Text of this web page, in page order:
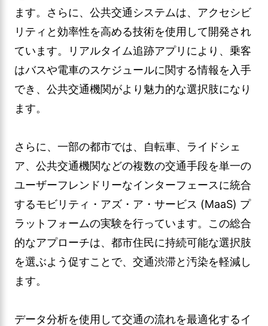
ます。さらに、公共交通システムは、アクセシビ
リティと効率性を高める技術を使用して開発され
ています。リアルタイム追跡アプリにより、乗客
はバスや電車のスケジュールに関する情報を入手
でき、公共交通機関がより魅力的な選択肢になり
ます。
さらに、一部の都市では、自転車、ライドシェ
ア、公共交通機関などの複数の交通手段を単一の
ユーザーフレンドリーなインターフェースに統合
するモビリティ・アズ・ア・サービス (MaaS) プ
ラットフォームの実験を行っています。この総合
的なアプローチは、都市住民に持続可能な選択肢
を選ぶよう促すことで、交通渋滞と汚染を軽減し
ます。
データ分析を使用して交通の流れを最適化するイ